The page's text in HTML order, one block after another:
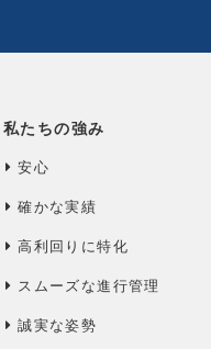
私たちの強み
安心
確かな実績
高利回りに特化
スムーズな進行管理
誠実な姿勢